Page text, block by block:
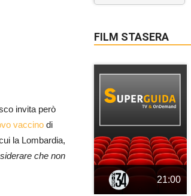
invita però
vaccino di
la Lombardia,
che non
FILM STASERA
21:00